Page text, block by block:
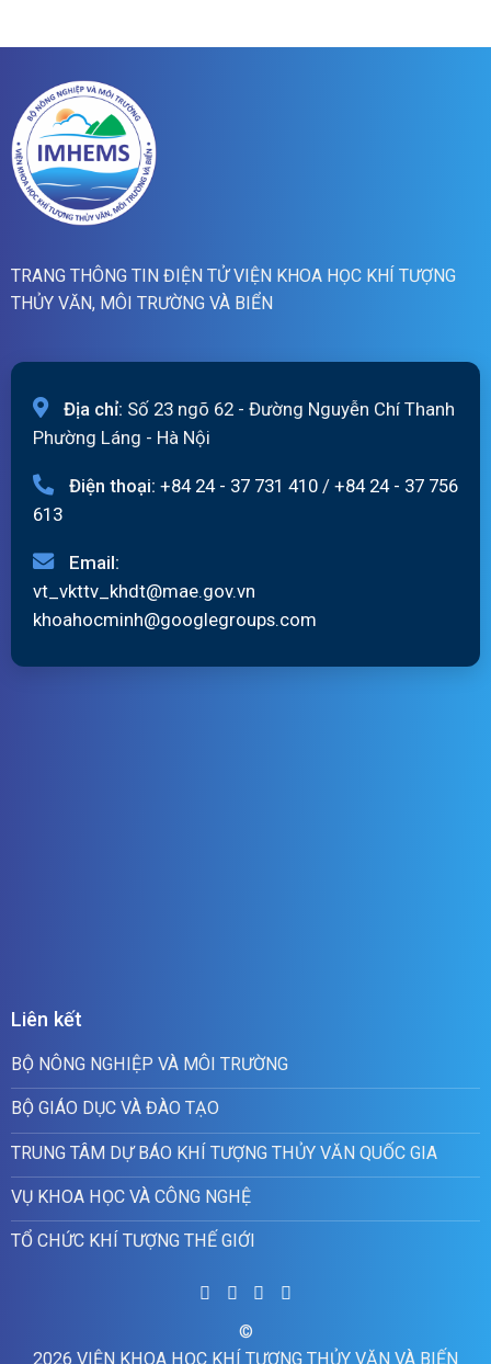
quét
TRANG THÔNG TIN ĐIỆN TỬ VIỆN KHOA HỌC KHÍ TƯỢNG
THỦY VĂN, MÔI TRƯỜNG VÀ BIỂN
Địa chỉ: Số 23 ngõ 62 - Đường Nguyễn Chí Thanh
Phường Láng - Hà Nội
Điện thoại: +84 24 - 37 731 410 / +84 24 - 37 756
613
Email:
vt_vkttv_khdt@mae.gov.vn
khoahocminh@googlegroups.com
Liên kết
BỘ NÔNG NGHIỆP VÀ MÔI TRƯỜNG
BỘ GIÁO DỤC VÀ ĐÀO TẠO
TRUNG TÂM DỰ BÁO KHÍ TƯỢNG THỦY VĂN QUỐC GIA
VỤ KHOA HỌC VÀ CÔNG NGHỆ
TỔ CHỨC KHÍ TƯỢNG THẾ GIỚI
©
2026 VIỆN KHOA HỌC KHÍ TƯỢNG THỦY VĂN VÀ BIẾN